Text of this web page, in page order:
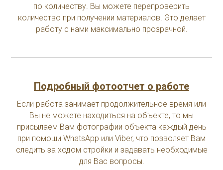
по количеству. Вы можете перепроверить
количество при получении материалов. Это делает
работу с нами максимально прозрачной.
Подробный фотоотчет о работе
Если работа занимает продолжительное время или
Вы не можете находиться на объекте, то мы
присылаем Вам фотографии объекта каждый день
при помощи WhatsApp или Viber, что позволяет Вам
следить за ходом стройки и задавать необходимые
для Вас вопросы.